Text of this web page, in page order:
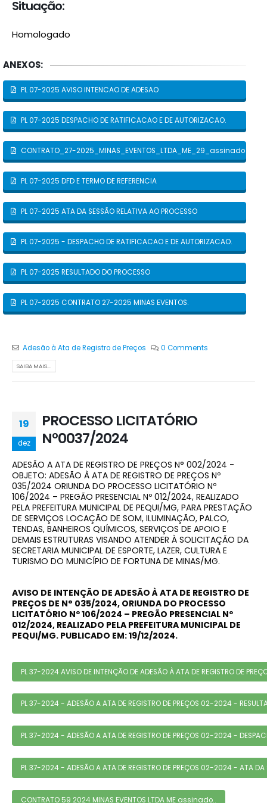
Situação:
Homologado
ANEXOS:
PL 07-2025 AVISO INTENCAO DE ADESAO
PL 07-2025 DESPACHO DE RATIFICACAO E DE AUTORIZACAO.
CONTRATO_27-2025_MINAS_EVENTOS_LTDA_ME_29_assinado 28-
PL 07-2025 DFD E TERMO DE REFERENCIA
PL 07-2025 ATA DA SESSÃO RELATIVA AO PROCESSO
PL 07-2025 - DESPACHO DE RATIFICACAO E DE AUTORIZACAO.
PL 07-2025 RESULTADO DO PROCESSO
PL 07-2025 CONTRATO 27-2025 MINAS EVENTOS.
Adesão à Ata de Registro de Preços 0 Comments
SAIBA MAIS...
19
dez
PROCESSO LICITATÓRIO
Nº0037/2024
ADESÃO A ATA DE REGISTRO DE PREÇOS N° 002/2024 -
OBJETO: ADESÃO À ATA DE REGISTRO DE PREÇOS Nº
035/2024 ORIUNDA DO PROCESSO LICITATÓRIO Nº
106/2024 – PREGÃO PRESENCIAL Nº 012/2024, REALIZADO
PELA PREFEITURA MUNICIPAL DE PEQUI/MG, PARA PRESTAÇÃO
DE SERVIÇOS LOCAÇÃO DE SOM, ILUMINAÇÃO, PALCO,
TENDAS, BANHEIROS QUÍMICOS, SERVIÇOS DE APOIO E
DEMAIS ESTRUTURAS VISANDO ATENDER À SOLICITAÇÃO DA
SECRETARIA MUNICIPAL DE ESPORTE, LAZER, CULTURA E
TURISMO DO MUNICÍPIO DE FORTUNA DE MINAS/MG.
AVISO DE INTENÇÃO DE ADESÃO À ATA DE REGISTRO DE
PREÇOS DE N° 035/2024, ORIUNDA DO PROCESSO
LICITATÓRIO Nº 106/2024 – PREGÃO PRESENCIAL Nº
012/2024, REALIZADO PELA PREFEITURA MUNICIPAL DE
PEQUI/MG. PUBLICADO EM: 19/12/2024.
PL 37-2024 AVISO DE INTENÇÃO DE ADESÃO À ATA DE REGISTRO DE
PL 37-2024 - ADESÃO A ATA DE REGISTRO DE PREÇOS 02-2024 -
PL 37-2024 - ADESÃO A ATA DE REGISTRO DE PREÇOS 02-2024 -
PL 37-2024 - ADESÃO A ATA DE REGISTRO DE PREÇOS 02-2024 - ATA DA
CONTRATO 59 2024 MINAS EVENTOS LTDA ME assinado..